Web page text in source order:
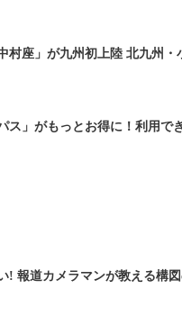
村座」が九州初上陸 北九州・
ス」がもっとお得に！利用で
! 報道カメラマンが教える構